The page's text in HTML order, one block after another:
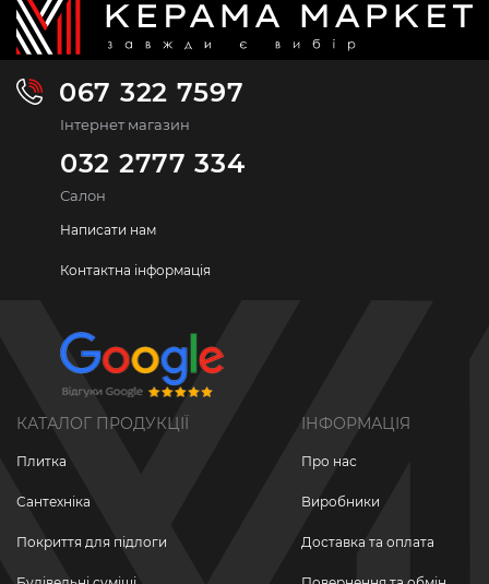
067 322 7597
Інтернет магазин
032 2777 334
Салон
Написати нам
Контактна інформація
КАТАЛОГ ПРОДУКЦІЇ
Плитка
Сантехніка
Покриття для підлоги
ІНФОРМАЦІЯ
Про нас
Виробники
Доставка та оплата